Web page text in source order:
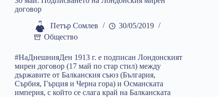
договор
Петър Сомлев
30/05/2019
Общество
#НаДнешнияДен 1913 г. е подписан Лондонският
мирен договор (17 май по стар стил) между
държавите от Балканския съюз (България,
Сърбия, Гърция и Черна гора) и Османската
империя, с който се слага край на Балканската